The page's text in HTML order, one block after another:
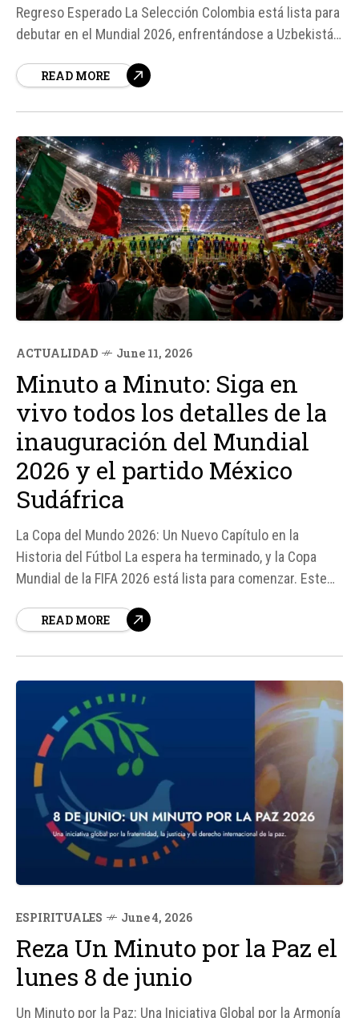
Regreso Esperado La Selección Colombia está lista para
debutar en el Mundial 2026, enfrentándose a Uzbekistán
Colombia a la competición después de 8 años, y también
READ MORE
ACTUALIDAD June 11, 2026
Minuto a Minuto: Siga en
vivo todos los detalles de la
inauguración del Mundial
2026 y el partido México
Sudáfrica
La Copa del Mundo 2026: Un Nuevo Capítulo en la
Historia del Fútbol La espera ha terminado, y la Copa
Mundial de la FIFA 2026 está lista para comenzar. Este
inauguración del torneo más grande en la historia del
READ MORE
ESPIRITUALES June 4, 2026
Reza Un Minuto por la Paz el
lunes 8 de junio
Un Minuto por la Paz: Una Iniciativa Global por la Armonía